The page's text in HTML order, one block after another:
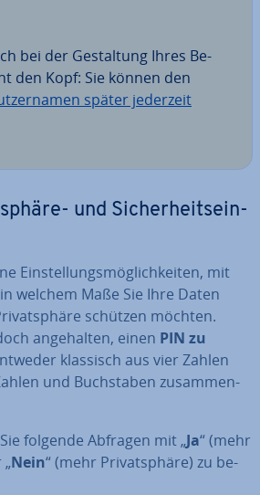
bei der Ge­stal­tung Ihres Be­
den Kopf: Sie können den
später jederzeit
und Si­cher­heits­ein­
Ein­stel­lungs­mög­lich­kei­ten, mit
welchem Maße Sie Ihre Daten
schützen möchten.
an­ge­hal­ten, einen PIN zu
klassisch aus vier Zahlen
und Buch­sta­ben zu­sam­men­
folgende Abfragen mit „Ja“ (mehr
Nein“ (mehr Pri­vat­sphä­re) zu be­